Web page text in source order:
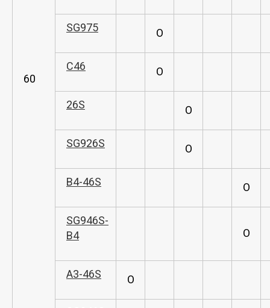
60
SG975 O
C46 O
26S O
SG926S O
B4-46S O
SG946S-
B4
O
A3-46S O